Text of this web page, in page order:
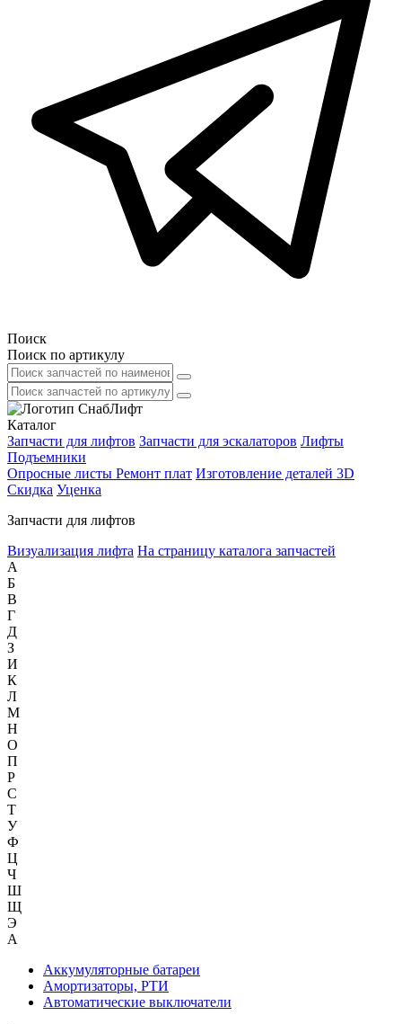
Поиск
Поиск по артикулу
Каталог
Запчасти для лифтов Запчасти для эскалаторов Лифты
Подъемники
Опросные листы Ремонт плат Изготовление деталей 3D
Скидка Уценка
Запчасти для лифтов
Визуализация лифта На страницу каталога запчастей
А
Б
В
Г
Д
З
И
К
Л
М
Н
О
П
Р
С
Т
У
Ф
Ц
Ч
Ш
Щ
Э
А
Аккумуляторные батареи
Амортизаторы, РТИ
Автоматические выключатели